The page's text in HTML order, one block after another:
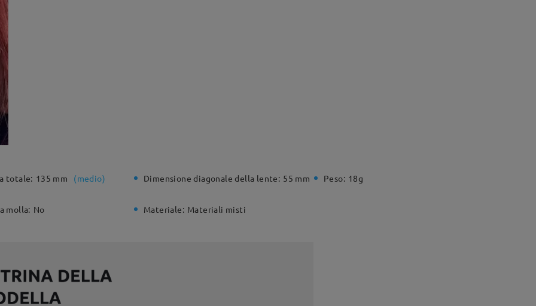
totale: 135 mm (medio) Dimensione diagonale della lente: 55 mm Peso: 18g
molla: No Materiale: Materiali misti